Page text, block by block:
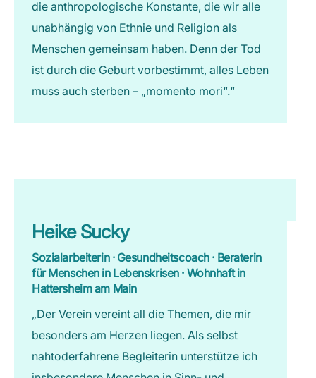
die anthropologische Konstante, die wir alle
unabhängig von Ethnie und Religion als
Menschen gemeinsam haben. Denn der Tod
ist durch die Geburt vorbestimmt, alles Leben
muss auch sterben – „momento mori“.“
Heike Sucky
Sozialarbeiterin · Gesundheitscoach · Beraterin
für Menschen in Lebenskrisen · Wohnhaft in
Hattersheim am Main
„Der Verein vereint all die Themen, die mir
besonders am Herzen liegen. Als selbst
nahtoderfahrene Begleiterin unterstütze ich